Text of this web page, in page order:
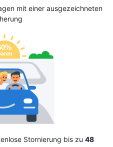
mit einer ausgezeichneten
Stornierung bis zu 48